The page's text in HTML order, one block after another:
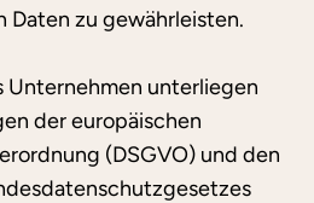
Daten zu gewährleisten.
unterliegen
der europäischen
(DSGVO) und den